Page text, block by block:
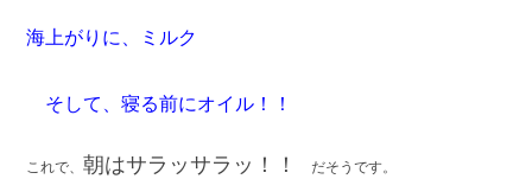
海上がりに、ミルク
そして、寝る前にオイル！！
これで、朝はサラッサラッ！！ だそうです。